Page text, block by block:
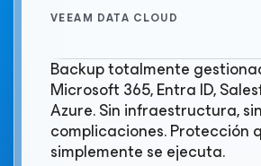
VEEAM DATA CLOUD
Backup totalmente
Microsoft 365, Entra ID,
Azure. Sin infraestructura,
complicaciones. Protección
simplemente se ejecuta.